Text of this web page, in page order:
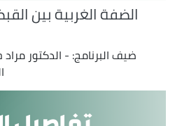
الضفة الغربية بين
ضيف البرنامج: - الدكتور